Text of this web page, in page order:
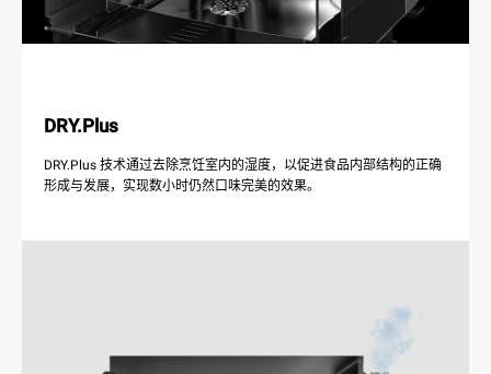
DRY.Plus
DRY.Plus 技术通过去除烹饪室内的湿度，以促进食品内部结构的正确
形成与发展，实现数小时仍然口味完美的效果。